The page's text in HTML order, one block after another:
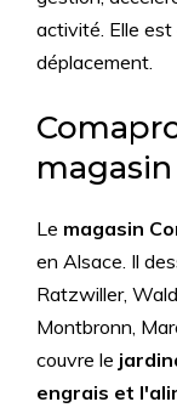
activité. Elle est
déplacement.
Le magasin
en Alsace. Il
Ratzwiller,
Montbronn,
couvre le
engrais et